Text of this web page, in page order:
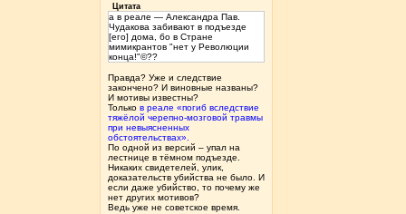
Цитата
а в реале — Александра Пав.
Чудакова забивают в подъезде
[его] дома, бо в Стране
мимикрантов "нет у Революции
конца!"©??
Правда? Уже и следствие
закончено? И виновные названы?
И мотивы известны?
Тольков реале «погиб вследствие
тяжёлой черепно-мозговой травмы
при невыясненных
обстоятельствах».
По одной из версий – упал на
лестнице в тёмном подъезде.
Никаких свидетелей, улик,
доказательств убийства не было. И
если даже убийство, то почему же
нет других мотивов?
Ведь уже не советское время.